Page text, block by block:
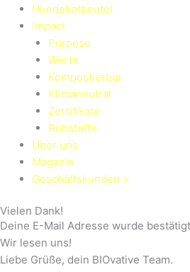
Hundekotbeutel
Impact
Purpose
Werte
Kompostierbar
Klimaneutral
Zertifikate
Rohstoffe
Über uns
Magazin
Geschäftskunden >
Vielen Dank!
Deine E-Mail Adresse wurde
Wir lesen uns!
Liebe Grüße, dein BIOvative Team.